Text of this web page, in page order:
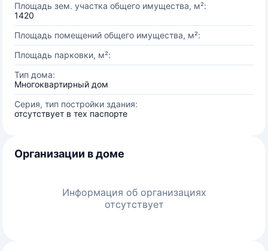
Площадь зем. участка общего имущества, м²:
1420
Площадь помещений общего имущества, м²:
Площадь парковки, м²:
Тип дома:
Многоквартирный дом
Серия, тип постройки здания:
отсутствует в тех паспорте
Организации в доме
Информация об организациях
отсутствует